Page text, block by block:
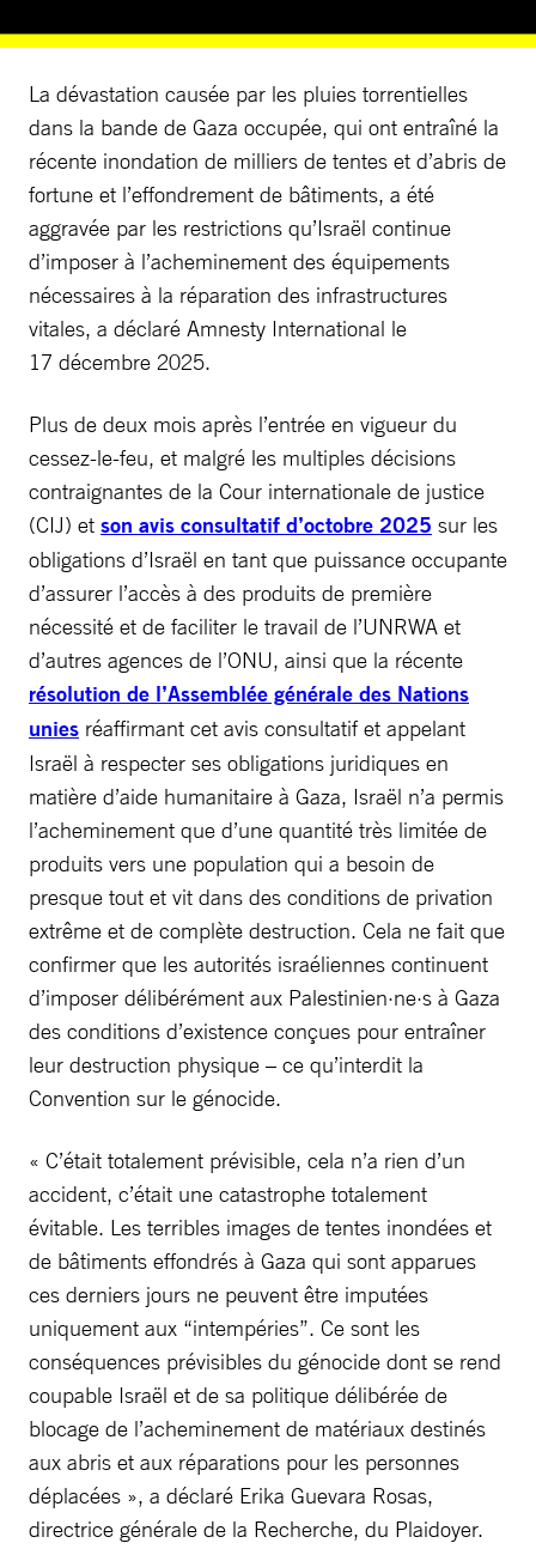
La dévastation causée par les pluies torrentielles
dans la bande de Gaza occupée, qui ont entraîné la
récente inondation de milliers de tentes et d’abris de
fortune et l’effondrement de bâtiments, a été
aggravée par les restrictions qu’Israël continue
d’imposer à l’acheminement des équipements
nécessaires à la réparation des infrastructures
vitales, a déclaré Amnesty International le
17 décembre 2025.
Plus de deux mois après l’entrée en vigueur du
cessez-le-feu, et malgré les multiples décisions
contraignantes de la Cour internationale de justice
(CIJ) et son avis consultatif d’octobre 2025 sur les
obligations d’Israël en tant que puissance occupante
d’assurer l’accès à des produits de première
nécessité et de faciliter le travail de l’UNRWA et
d’autres agences de l’ONU, ainsi que la récente
résolution de l’Assemblée générale des Nations
unies réaffirmant cet avis consultatif et appelant
Israël à respecter ses obligations juridiques en
matière d’aide humanitaire à Gaza, Israël n’a permis
l’acheminement que d’une quantité très limitée de
produits vers une population qui a besoin de
presque tout et vit dans des conditions de privation
extrême et de complète destruction. Cela ne fait que
confirmer que les autorités israéliennes continuent
d’imposer délibérément aux Palestinien·ne·s à Gaza
des conditions d’existence conçues pour entraîner
leur destruction physique – ce qu’interdit la
Convention sur le génocide.
« C’était totalement prévisible, cela n’a rien d’un
accident, c’était une catastrophe totalement
évitable. Les terribles images de tentes inondées et
de bâtiments effondrés à Gaza qui sont apparues
ces derniers jours ne peuvent être imputées
uniquement aux “intempéries”. Ce sont les
conséquences prévisibles du génocide dont se rend
coupable Israël et de sa politique délibérée de
blocage de l’acheminement de matériaux destinés
aux abris et aux réparations pour les personnes
déplacées », a déclaré Erika Guevara Rosas,
directrice générale de la Recherche, du Plaidoyer.